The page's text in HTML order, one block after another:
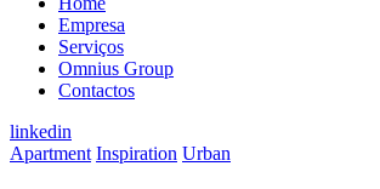
Empresa
Serviços
Omnius Group
Contactos
linkedin
Apartment Inspiration Urban